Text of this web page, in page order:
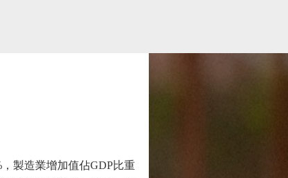
製造業增加值佔GDP比重